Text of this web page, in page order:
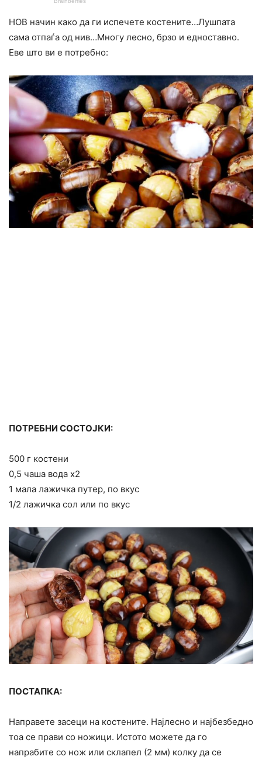
НОВ начин како да ги испечете костените…Лушпата
сама отпаѓа од нив…Многу лесно, брзо и едноставно.
Еве што ви е потребно:
ПОТРЕБНИ СОСТОЈКИ:
500 г костени
0,5 чаша вода х2
1 мала лажичка путер, по вкус
1/2 лажичка сол или по вкус
ПОСТАПКА:
Направете засеци на костените. Најлесно и најбезбедно
тоа се прави со ножици. Истото можете да го
напрабите со нож или склапел (2 мм) колку да се